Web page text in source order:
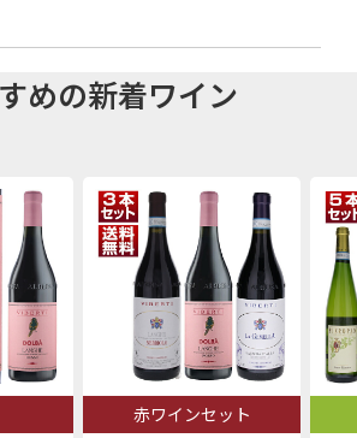
めの新着ワイン
赤ワインセット